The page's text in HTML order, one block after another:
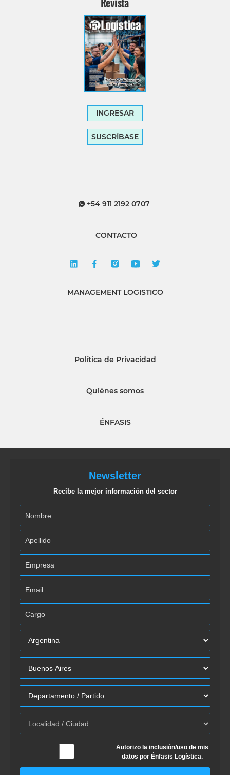
INGRESAR
SUSCRÍBASE
+54 911 2192 0707
CONTACTO
MANAGEMENT LOGISTICO
Política de Privacidad
Quiénes somos
ÉNFASIS
Newsletter
Recibe la mejor información del sector
Autorizo la inclusión/uso de mis
datos por Énfasis Logística.